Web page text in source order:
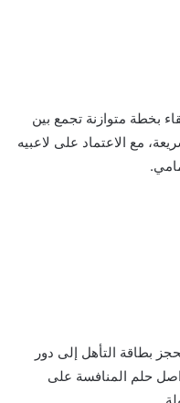
بخطة متوازنة تجمع بين
مع الاعتماد على لاعبيه
بطاقة التأهل إلى دور
كأس العالم 2026، ليواصل حلم المنافسة على